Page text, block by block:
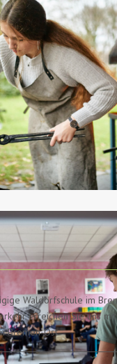
Waldorfschule im
erreichen Sie uns
Bremen-Ost.